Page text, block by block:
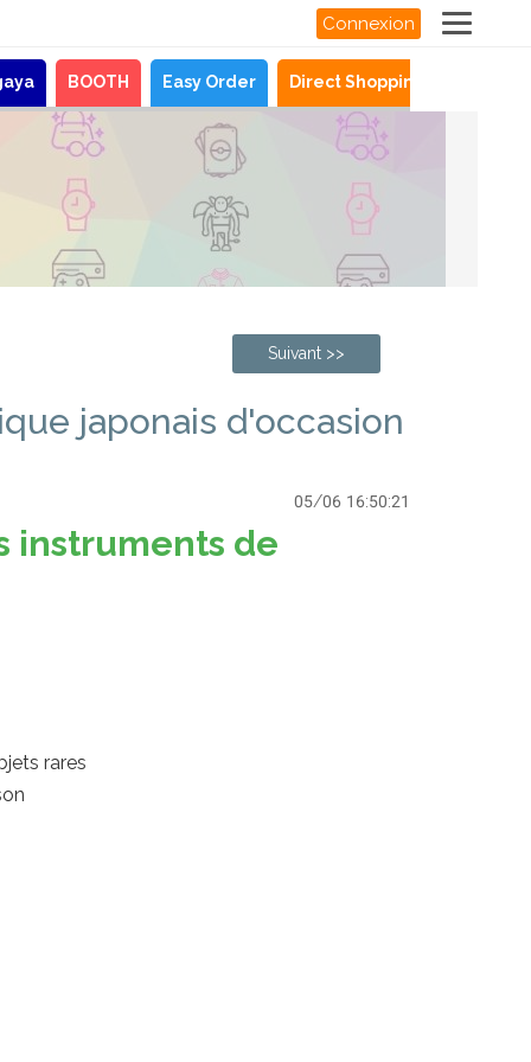
Connexion
BOOTH Easy Order Direct Shopping
Suivant >>
japonais d'occasion
05/06 16:50:21
instruments de
rares